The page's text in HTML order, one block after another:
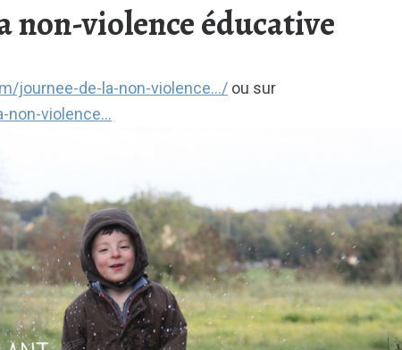
non-violence éducative
journee-de-la-non-violence…/ ou sur
non-violence…